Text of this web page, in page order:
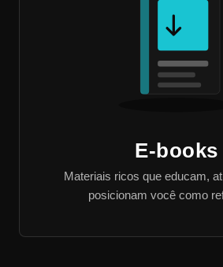
E-books
Materiais ricos que educam,
posicionam você como